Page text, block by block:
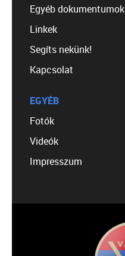
Egyéb dokumentumok
Linkek
Segíts nekünk!
Kapcsolat
EGYÉB
Fotók
Videók
Impresszum